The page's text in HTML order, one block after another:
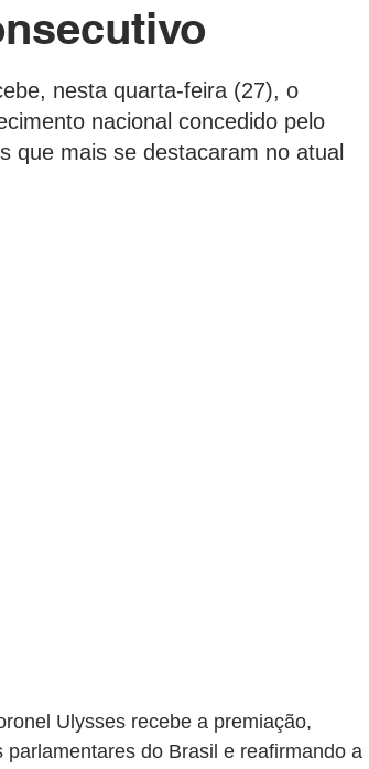
nesta quarta-feira (27), o
nacional concedido pelo
que mais se destacaram no atual
Ulysses recebe a premiação,
do Brasil e reafirmando a